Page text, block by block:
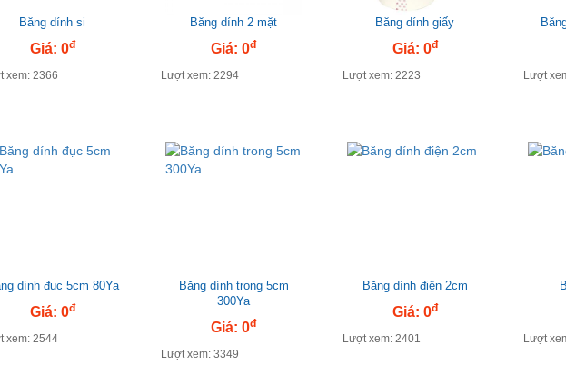
Băng dính si
Giá: 0đ
xem: 2366
Băng dính 2 mặt
Giá: 0đ
Lượt xem: 2294
Băng dính giấy
Giá: 0đ
Lượt xem: 2223 Lượt
dính đục 5cm 80Ya
Giá: 0đ
xem: 2544
Băng dính trong 5cm
300Ya
Giá: 0đ
Lượt xem: 3349
Băng dính điện 2cm
Giá: 0đ
Lượt xem: 2401 Lượt